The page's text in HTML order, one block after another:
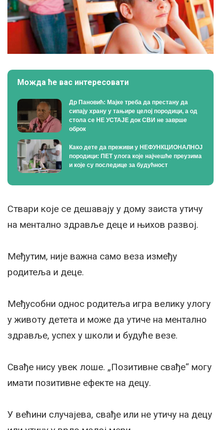
Можда ће вас интересовати
Др Пановић: Мајке треба да престану да
сипају храну у тањире целој породици, а од
стола се НЕ УСТАЈЕ док СВИ не заврше
оброк
Како дете да преживи у НЕФУНКЦИОНАЛНОЈ
породици: ПЕТ улога које најчешће преузима
и које су последице за будућност
Ствари које се дешавају у дому заиста утичу
на ментално здравље деце и њихов развој.
Међутим, није важна само веза између
родитеља и деце.
Међусобни однос родитеља игра велику улогу
у животу детета и може да утиче на ментално
здравље, успех у школи и будуће везе.
Свађе нису увек лоше. „Позитивне свађе“ могу
имати позитивне ефекте на децу.
У већини случајева, свађе или не утичу на децу